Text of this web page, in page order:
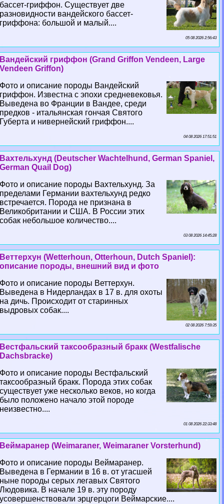
бассет-гриффон. Существует две
разновидности вандейского бассет-
гриффона: большой и малый....
05 08 2026 2:56:43
Вандейский гриффон (Grand Griffon Vendeen, Large
Vendeen Griffon)
Фото и описание породы Вандейский
гриффон. Известна с эпохи средневековья.
Выведена во Франции в Вандее, среди
предков - итальянская гончая Святого
Губерта и нивернейский гриффон....
04 08 2026 17:51:51
Вахтельхунд (Deutscher Wachtelhund, German Spaniel,
German Quail Dog)
Фото и описание породы Вахтельхунд. За
пределами Германии вахтельхунд редко
встречается. Порода не признана в
Великобритании и США. В России этих
собак небольшое количество....
03 08 2026 14:45:28
Веттерхун (Wetterhoun, Otterhoun, Dutch Spaniel):
описание породы, внешний вид и фото
Фото и описание породы Веттерхун.
Выведена в Нидерландах в 17 в. для охоты
на дичь. Происходит от старинных
выдровых собак....
02 08 2026 7:59:35
Вестфальский таксообразный бpaкк (Westfalische
Dachsbracke)
Фото и описание породы Вестфальский
таксообразный бpaкк. Порода этих собак
существует уже несколько веков, но когда
было положено начало этой породе
неизвестно....
01 08 2026 22:33:48
Веймаранер (Weimaraner, Weimaraner Vorsterhund)
Фото и описание породы Веймаранер.
Выведена в Германии в 16 в. от угасшей
ныне породы серых легавых Святого
Людовика. В начале 19 в. эту породу
усовершенствовали эрцгерцоги Веймарские....